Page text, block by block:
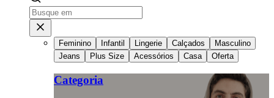
Feminino Infantil Lingerie Calçados
Masculino
Jeans
Plus Size Acessórios Casa Oferta
Categoria